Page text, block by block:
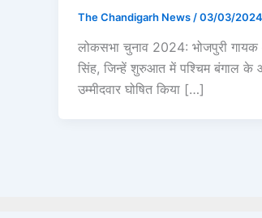
The Chandigarh News /03/03/2024
लोकसभा चुनाव 2024: भोजपुरी
सिंह, जिन्हें शुरुआत में पश्चिम बंगाल
उम्मीदवार घोषित किया […]